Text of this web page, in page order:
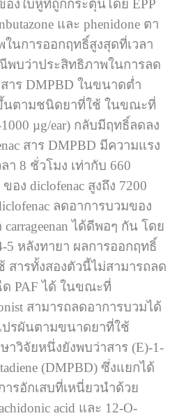
งใบหูที่ถูกกระตุ้นโดย EPP
และ phenidone ตา
นการออกฤทธิ์สูงสุดที่เวลา
พบว่าประสิทธิภาพในการลด
าร DMPBD ในขนาดต่ำ
ขึ้นตามชนิดยาที่ใช้ ในขณะที่
µg/ear) กลับมีฤทธิ์ลดลง
สาร DMPBD มีความแรง
า 8 ชั่วโมง เท่ากับ 660
อง diclofenac สูงถึง 7200
ลดอาการบวมของ
ได้ดีพอๆ กัน โดย
หลังทายา ผลการออกฤทธิ์
ารทั้งสองตัวนี้ไม่สามารถลด
ด PAF ได้ ในขณะที่
สามารถลดอาการบวมได้
รผันตามขนาดยาที่ใช้
ยหนึ่งยังพบว่าสาร (E)-1-
(DMPBD) ซึ่งแยกได้
รอักเสบที่เหนี่ยวนำด้วย
acid และ 12-O-